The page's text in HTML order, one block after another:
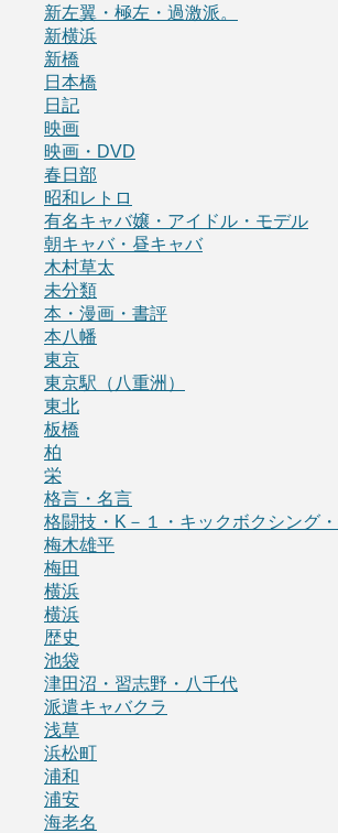
新左翼・極左・過激派。
新横浜
新橋
日本橋
日記
映画
映画・DVD
春日部
昭和レトロ
有名キャバ嬢・アイドル・モデル
朝キャバ・昼キャバ
木村草太
未分類
本・漫画・書評
本八幡
東京
東京駅（八重洲）
東北
板橋
柏
栄
格言・名言
格闘技・K－１・キックボクシング
梅木雄平
梅田
横浜
横浜
歴史
池袋
津田沼・習志野・八千代
派遣キャバクラ
浅草
浜松町
浦和
浦安
海老名